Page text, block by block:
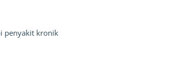
penyakit kronik